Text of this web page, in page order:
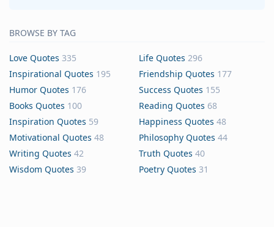
BROWSE BY TAG
Love Quotes 335 Life Quotes 296
Inspirational Quotes 195 Friendship Quotes 177
Humor Quotes 176 Success Quotes 155
Books Quotes 100 Reading Quotes 68
Inspiration Quotes 59 Happiness Quotes 48
Motivational Quotes 48 Philosophy Quotes 44
Writing Quotes 42 Truth Quotes 40
Wisdom Quotes 39 Poetry Quotes 31